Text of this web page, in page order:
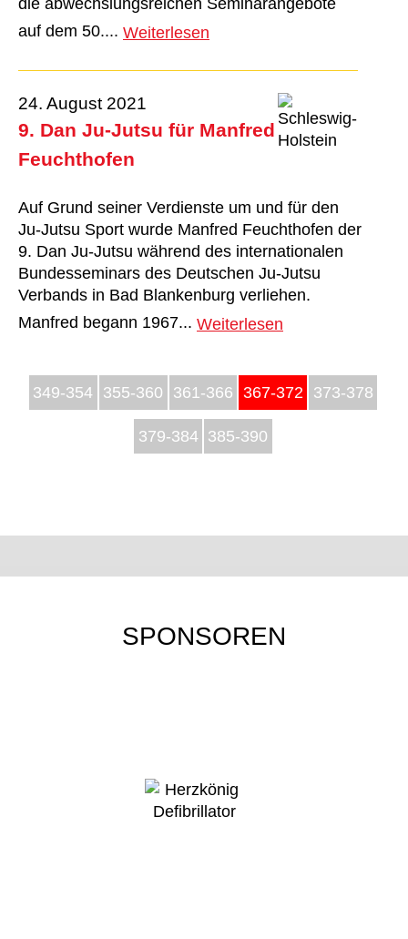
die abwechslungsreichen Seminarangebote
auf dem 50.... Weiterlesen
24. August 2021
9. Dan Ju-Jutsu für Manfred
Feuchthofen
Auf Grund seiner Verdienste um und für den
Ju-Jutsu Sport wurde Manfred Feuchthofen der
9. Dan Ju-Jutsu während des internationalen
Bundesseminars des Deutschen Ju-Jutsu
Verbands in Bad Blankenburg verliehen.
Manfred begann 1967... Weiterlesen
349-354 355-360 361-366 367-372 373-378
379-384 385-390
SPONSOREN